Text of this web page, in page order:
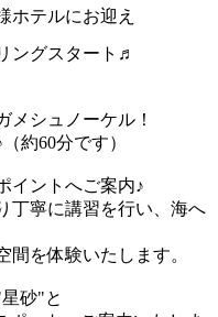
ホテルにお迎え
ングスタート♬
メシュノーケル！
約60分です）
イントへご案内♪
丁寧に講習を行い、海へ
を体験いたします。
砂"と